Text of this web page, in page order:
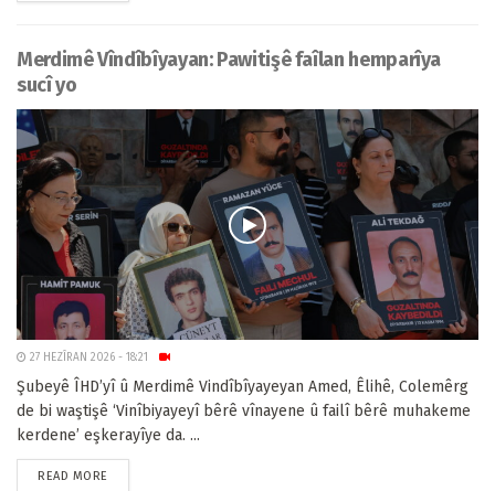
Merdimê Vîndîbîyayan: Pawitişê faîlan hemparîya
sucî yo
27 HEZÎRAN 2026 - 18:21
Şubeyê ÎHD’yî û Merdimê Vindîbîyayeyan Amed, Êlihê, Colemêrg
de bi waştişê ‘Vinîbiyayeyî bêrê vînayene û failî bêrê muhakeme
kerdene’ eşkerayîye da. ...
READ MORE